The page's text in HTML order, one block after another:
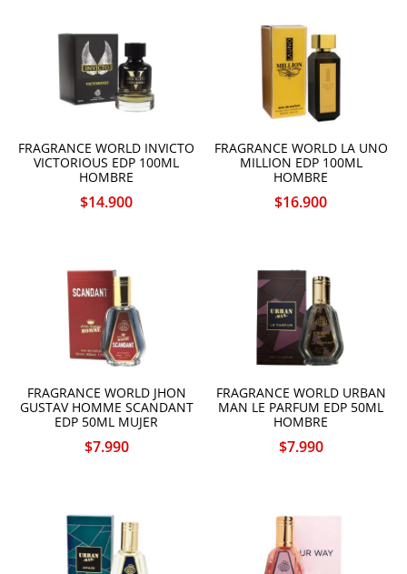
FRAGRANCE WORLD INVICTO
VICTORIOUS EDP 100ML
HOMBRE
$14.900
FRAGRANCE WORLD LA UNO
MILLION EDP 100ML
HOMBRE
$16.900
FRAGRANCE WORLD JHON
GUSTAV HOMME SCANDANT
EDP 50ML MUJER
$7.990
FRAGRANCE WORLD URBAN
MAN LE PARFUM EDP 50ML
HOMBRE
$7.990